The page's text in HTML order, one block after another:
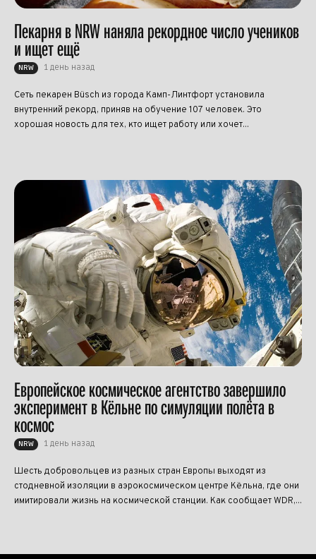
Пекарня в NRW наняла рекордное число учеников
и ищет ещё
NRW 1 день назад
Сеть пекарен Büsch из города Камп-Линтфорт установила
внутренний рекорд, приняв на обучение 107 человек. Это
хорошая новость для тех, кто ищет работу или хочет...
Европейское космическое агентство завершило
эксперимент в Кёльне по симуляции полёта в
космос
NRW 1 день назад
Шесть добровольцев из разных стран Европы выходят из
стодневной изоляции в аэрокосмическом центре Кёльна, где они
имитировали жизнь на космической станции. Как сообщает WDR,...